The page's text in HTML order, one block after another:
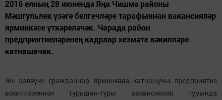
2016 елның 28 июнендә Яңа Чишмә районы
Мәшгульлек үзәге белгечләре тарафыннан вакансияләр
ярминкәсе үткәреләчәк. Чарада район
предприятиеләренең кадрлар хезмәте вәкилләре
катнашачак.
Эш эзләүче гражданнар ярминкәдә катнашучы предприятие
вәкилләреннән турыдан-туры вакансияләр турында